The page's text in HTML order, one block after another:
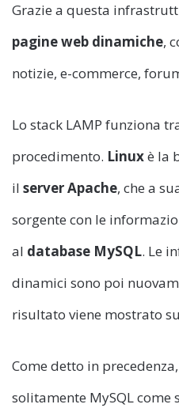
Grazie a questa
pagine web dinamiche,
notizie, e-commerce,
Lo stack LAMP funziona
procedimento. Linuxè la
il server Apache, che a
sorgente con le
al database MySQL. Le
dinamici sono poi
risultato viene mostrato
Come detto in
solitamente MySQL come